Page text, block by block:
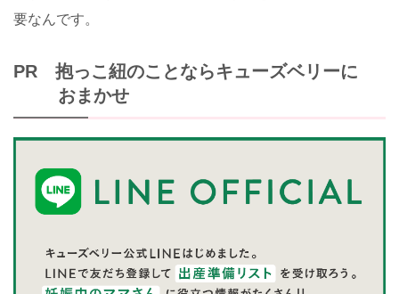
要なんです。
PR 抱っこ紐のことならキューズベリーに
おまかせ